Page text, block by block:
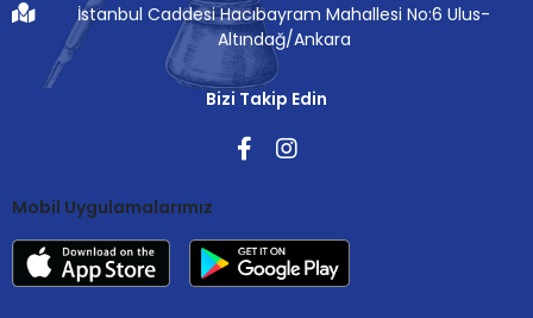
İstanbul Caddesi Hacıbayram Mahallesi No:6 Ulus-
Altındağ/Ankara
Bizi Takip Edin
Mobil Uygulamalarımız